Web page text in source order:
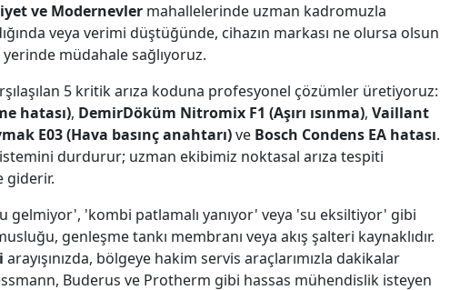
ve Modernevler mahallelerinde uzman kadromuzla
veya verimi düştüğünde, cihazın markası ne olursa olsun
müdahale sağlıyoruz.
5 kritik arıza koduna profesyonel çözümler üretiyoruz:
hatası), DemirDöküm Nitromix F1 (Aşırı ısınma), Vaillant
E03 (Hava basınç anahtarı)ve Bosch Condens EA hatası.
durdurur; uzman ekibimiz noktasal arıza tespiti
giderir.
gelmiyor', 'kombi patlamalı yanıyor' veya 'su eksiltiyor' gibi
genleşme tankı membranı veya akış şalteri kaynaklıdır.
arayışınızda, bölgeye hakim servis araçlarımızla dakikalar
Buderus ve Protherm gibi hassas mühendislik isteyen